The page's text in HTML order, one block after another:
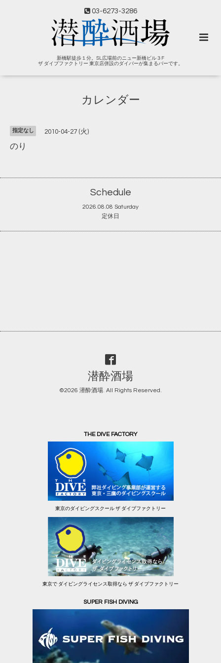
03-6273-3286
新橋駅徒歩１分。SL広場前のニュー新橋ビル３F
ザ ダイブファクトリー 東京店併設のダイバーが集まるバーです。
カレンダー
指定なし 2010-04-27 (火)
のり
Schedule
2026.08.08 Saturday
定休日
潜酔酒場
©2026 潜酔酒場. All Rights Reserved.
THE DIVE FACTORY
東京のダイビングスクール ザ ダイブファクトリー
東京で ダイビングライセンス取得なら ザ ダイブファクトリー
SUPER FISH DIVING